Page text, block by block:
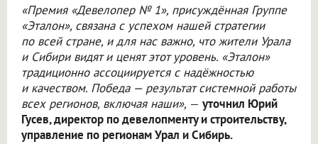
«Премия «Девелопер № 1», присуждённая Группе
«Эталон», связана с успехом нашей стратегии
по всей стране, и для нас важно, что жители Урала
и Сибири видят и ценят этот уровень. «Эталон»
традиционно ассоциируется с надёжностью
и качеством. Победа — результат системной работы
всех регионов, включая наши», — уточнил Юрий
Гусев, директор по девелопменту и строительству,
управление по регионам Урал и Сибирь.